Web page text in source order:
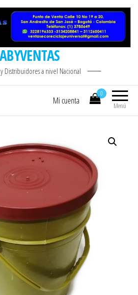
y Distribuidores a nivel Nacional
Menú
0
Mi cuenta